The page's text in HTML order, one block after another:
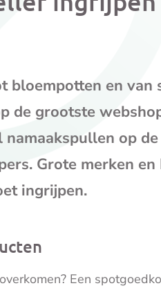
bloempotten en
de grootste
namaakspullen op
Grote merken
ingrijpen.
Een